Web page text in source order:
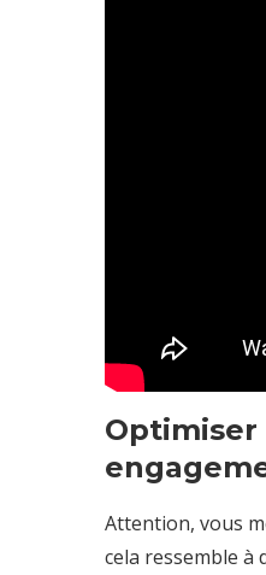
Attention, vous
cela ressemble à